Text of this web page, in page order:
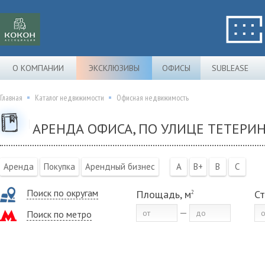
О КОМПАНИИ ЭКСКЛЮЗИВЫ ОФИСЫ SUBLEASE
Главная Каталог недвижимости Офисная недвижимость
АРЕНДА ОФИСА, ПО УЛИЦЕ
Аренда Покупка Арендный бизнес A B+ B C
Поиск по округам
Поиск по метро
Площадь, м2